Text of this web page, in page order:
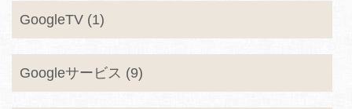
GoogleTV (1)
Googleサービス (9)